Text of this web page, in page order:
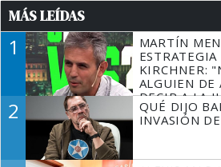
MÁS LEÍDAS
1
MARTÍN
KIRCHNER:
ALGUIEN DE
DECIR A LA
TIENE QUE
2
QUÉ DIJO
INVASIÓN